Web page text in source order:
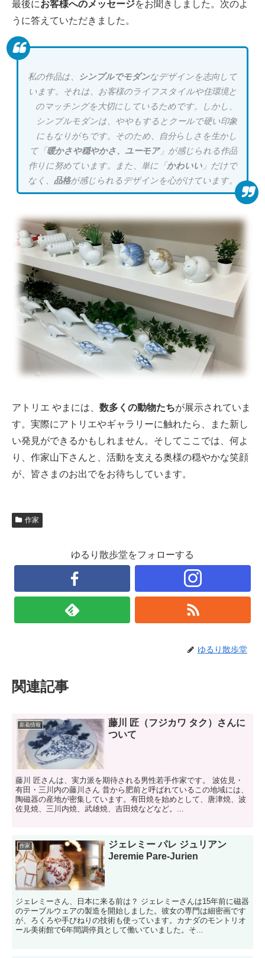
最後にお客様へのメッセージをお聞きしました。次のよ
うに答えていただきました。
私の作品は、 シンプルでモダンなデザインを志向して
います。それは、お客様のライフスタイルや住環境と
のマッチングを大切にしているためです。しかし、
シンプルモダンは、ややもするとクールで硬い印象
にもなりがちです。そのため、自分らしさを生かし
て「暖かさや穏やかさ、ユーモア」が感じられる作品
作りに努めています。また、単に「 かわいい 」だけで
なく、 品格が感じられるデザインを心がけています。
アトリエ やまには、 数多くの動物たちが展示されていま
す。実際にアトリエやギャラリーに触れたら、また新し
い発見ができるかもしれません。そしてここでは、何よ
り、作家山下さんと、活動を支える奥様の穏やかな笑顔
が、皆さまのお出でをお待ちしています。
作家
ゆるり散歩堂をフォローする
ゆるり散歩堂
関連記事
新着情報
藤川 匠（フジカワ タク）さんに
ついて
藤川 匠さんは、実力派を期待される男性若手作家です。 波佐見・
有田・三川内の藤川さん 昔から肥前と呼ばれているこの地域には、
陶磁器の産地が密集しています。有田焼を始めとして、唐津焼、波
佐見焼、三川内焼、武雄焼、吉田焼などなど。...
作家
ジェレミー パレ ジュリアン
Jeremie Pare-Jurien
ジェレミーさん、日本に来る前は？ ジェレミーさんは15年前に磁器
のテーブルウェアの製造を開始しました。彼女の専門は細密画です
が、ろくろや手びねりの技術も使っています。カナダのモントリオ
ール美術館で6年間調停員として働いていました。そ...